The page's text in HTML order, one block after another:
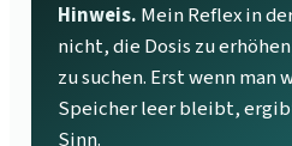
Hinweis. Mein Reflex in
nicht, die Dosis zu
zu suchen. Erst wenn man
Speicher leer bleibt,
Sinn.